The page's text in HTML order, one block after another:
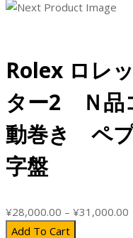
Rolex ロレ
ター2 Ｎ品
動巻き ペ
字盤
¥28,000.00 – ¥31,000.00
Add To Cart